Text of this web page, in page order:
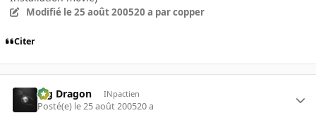
Modifié le 25 août 200520 a par copper
Citer
Big Dragon INpactien
Posté(e) le 25 août 200520 a